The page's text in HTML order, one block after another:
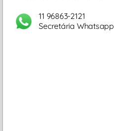
11 96863-2121
Secretária Whatsapp